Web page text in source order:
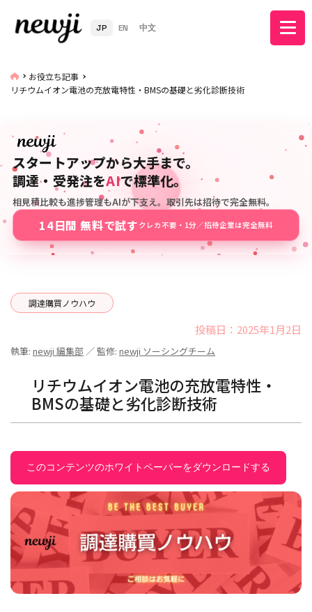
JP EN 中文
お役立ち記事
リチウムイオン電池の充放電特性・BMSの基礎と劣化診断技術
スタートアップから大手まで。
調達・受発注をAIで標準化。
相見積比較も進捗管理もAIが下支え。取引先は招待で完全無料。
14日間 無料で試す クレカ不要・1分／招待企業は完全無料
調達購買ノウハウ
投稿日：2025年1月2日
執筆: newji 編集部 ／ 監修: newji ソーシングチーム
リチウムイオン電池の充放電特性・
BMSの基礎と劣化診断技術
このコンテンツのホワイトペーパーをダウンロードする